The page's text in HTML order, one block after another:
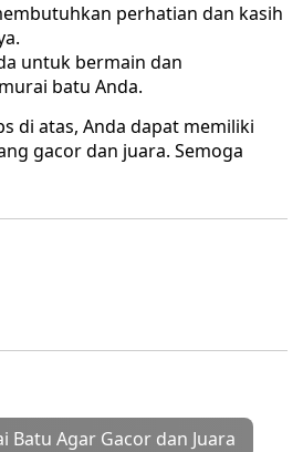
perhatian dan kasih
untuk bermain dan
batu Anda.
di atas, Anda dapat memiliki
gacor dan juara. Semoga
Batu Agar Gacor dan Juara